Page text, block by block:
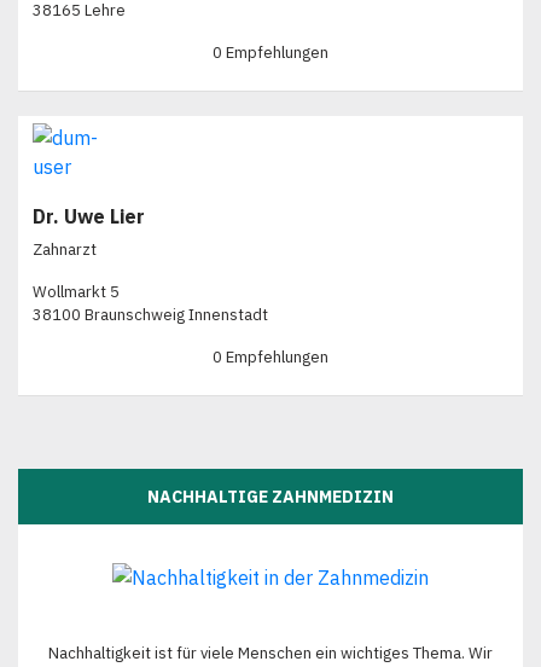
38165 Lehre
0 Empfehlungen
Dr. Uwe Lier
Zahnarzt
Wollmarkt 5
38100 Braunschweig Innenstadt
0 Empfehlungen
NACHHALTIGE ZAHNMEDIZIN
Nachhaltigkeit ist für viele Menschen ein wichtiges Thema. Wir